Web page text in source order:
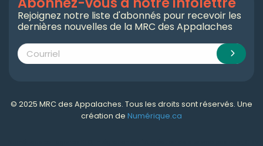
Rejoignez notre liste d'abonnés pour recevoir les
dernières nouvelles de la MRC des Appalaches
© 2025 MRC des Appalaches. Tous les droits sont réservés. Une
création de Numérique.ca